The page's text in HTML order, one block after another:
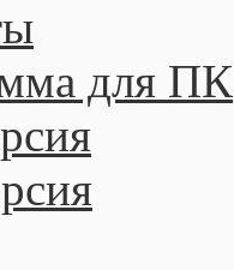
для ПК